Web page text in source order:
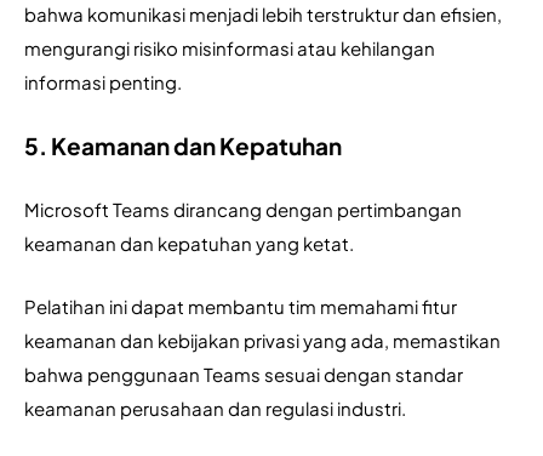
bahwa komunikasi menjadi lebih terstruktur dan efisien,
mengurangi risiko misinformasi atau kehilangan
informasi penting.
5. Keamanan dan Kepatuhan
Microsoft Teams dirancang dengan pertimbangan
keamanan dan kepatuhan yang ketat.
Pelatihan ini dapat membantu tim memahami fitur
keamanan dan kebijakan privasi yang ada, memastikan
bahwa penggunaan Teams sesuai dengan standar
keamanan perusahaan dan regulasi industri.